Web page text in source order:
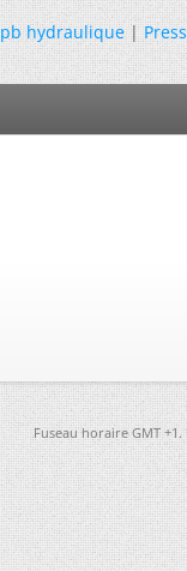
pb hydraulique|
Fuseau horaire GMT